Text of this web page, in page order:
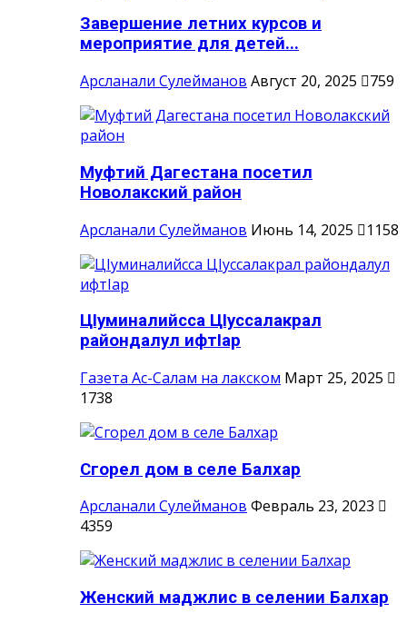
Завершение летних курсов и
мероприятие для детей...
Арсланали Сулейманов Август 20, 2025 759
Муфтий Дагестана посетил
Новолакский район
Арсланали Сулейманов Июнь 14, 2025 1158
ЦIуминалийсса ЦIуссалакрал
райондалул ифтIар
Газета Ас-Салам на лакском Март 25, 2025
1738
Сгорел дом в селе Балхар
Арсланали Сулейманов Февраль 23, 2023
4359
Женский маджлис в селении Балхар